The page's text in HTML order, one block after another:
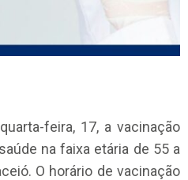
feira, 17, a vacinação
na faixa etária de 55 a
O horário de vacinação